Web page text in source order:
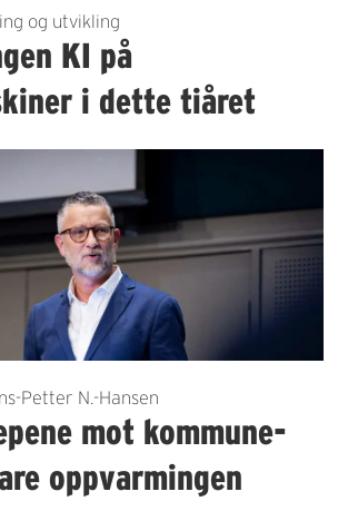
og utvikling
KI på
i dette tiåret
Petter N.-Hansen
mot kommune-
oppvarmingen